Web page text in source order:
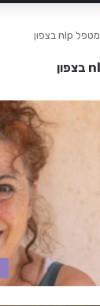
מטפל nlp בצפון